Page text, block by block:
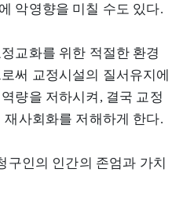
악영향을 미칠 수도 있다.
교화를 위한 적절한 환경
써 교정시설의 질서유지에
량을 저하시켜, 결국 교정
사회화를 저해하게 한다.
구인의 인간의 존엄과 가치